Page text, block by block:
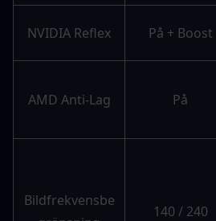
NVIDIA Reflex På + Boost
AMD Anti-Lag På
Bildfrekvensbe
140 / 240